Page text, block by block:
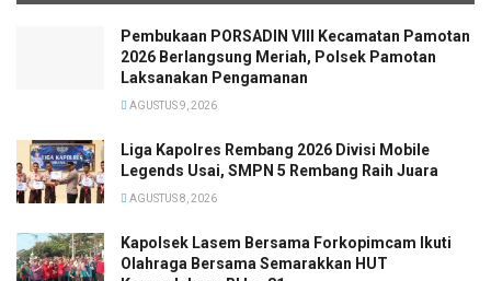
Pembukaan PORSADIN VIII Kecamatan Pamotan
2026 Berlangsung Meriah, Polsek Pamotan
Laksanakan Pengamanan
AGUSTUS 9, 2026
Liga Kapolres Rembang 2026 Divisi Mobile
Legends Usai, SMPN 5 Rembang Raih Juara
AGUSTUS 8, 2026
Kapolsek Lasem Bersama Forkopimcam Ikuti
Olahraga Bersama Semarakkan HUT